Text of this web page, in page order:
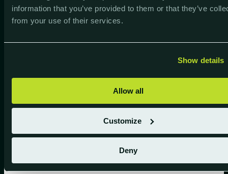
information that you’ve provided to them or that they’ve
from your use of their services.
Show details
Allow all
Customize
Deny
SEM Connector zorgt voor een flexibele
keuze in de uitwisseling van data tussen
Download de factsheet
Hoe doen we dat?